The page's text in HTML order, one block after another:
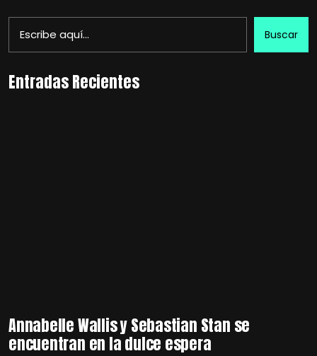
Buscar
Entradas Recientes
Annabelle Wallis y Sebastian Stan se
encuentran en la dulce espera